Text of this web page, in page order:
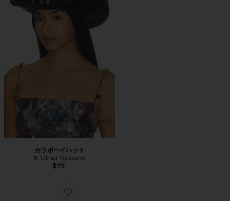
カウボーイハット
8 Other Reasons
$79
Favorite GYPSY ベルト